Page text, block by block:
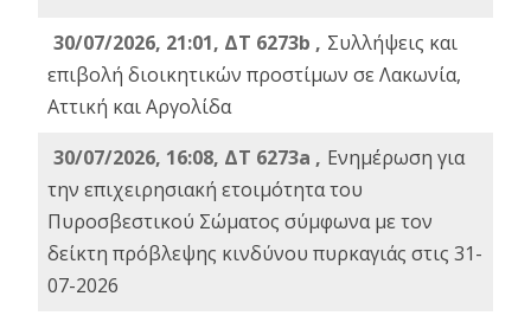
30/07/2026, 21:01, ΔΤ 6273b , Συλλήψεις και
επιβολή διοικητικών προστίμων σε Λακωνία,
Αττική και Αργολίδα
30/07/2026, 16:08, ΔΤ 6273a , Ενημέρωση για
την επιχειρησιακή ετοιμότητα του
Πυροσβεστικού Σώματος σύμφωνα με τον
δείκτη πρόβλεψης κινδύνου πυρκαγιάς στις 31-
07-2026